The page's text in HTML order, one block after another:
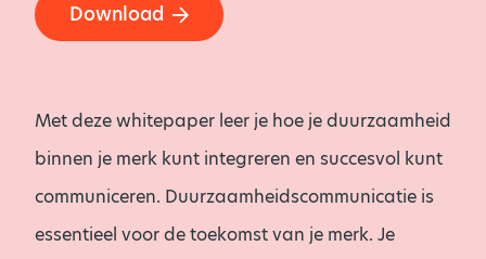
Download
Met deze whitepaper leer je hoe je duurzaamheid
binnen je merk kunt integreren en succesvol kunt
communiceren. Duurzaamheidscommunicatie is
essentieel voor de toekomst van je merk. Je